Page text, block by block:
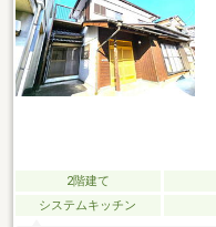
2階建て
システムキッチン